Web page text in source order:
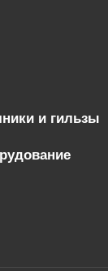
и гильзы